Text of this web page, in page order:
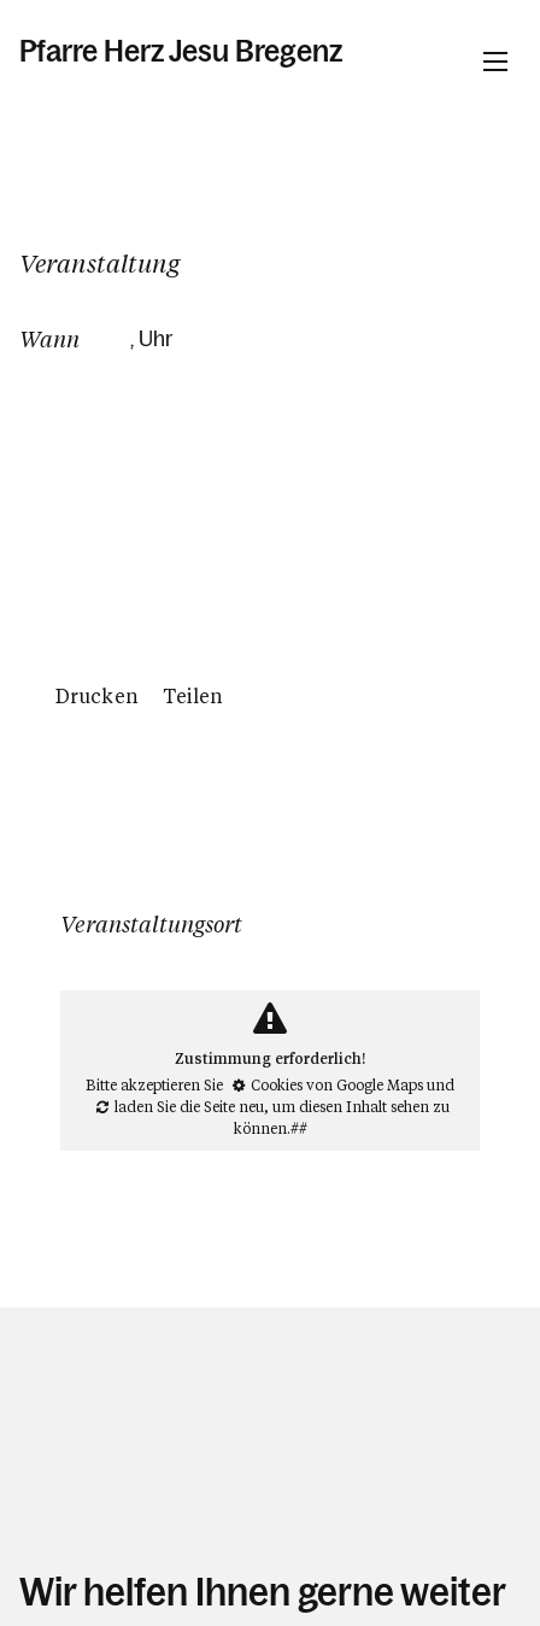
Pfarre Herz Jesu Bregenz
Kalender
Personen
Veranstaltung
Wann , Uhr
Drucken Teilen
Veranstaltungsort
Zustimmung erforderlich!
Bitte akzeptieren Sie
Cookies von Google Mapsund
laden Sie die Seite neu, um diesen Inhalt sehen zu
können.##
Wir helfen Ihnen gerne weiter